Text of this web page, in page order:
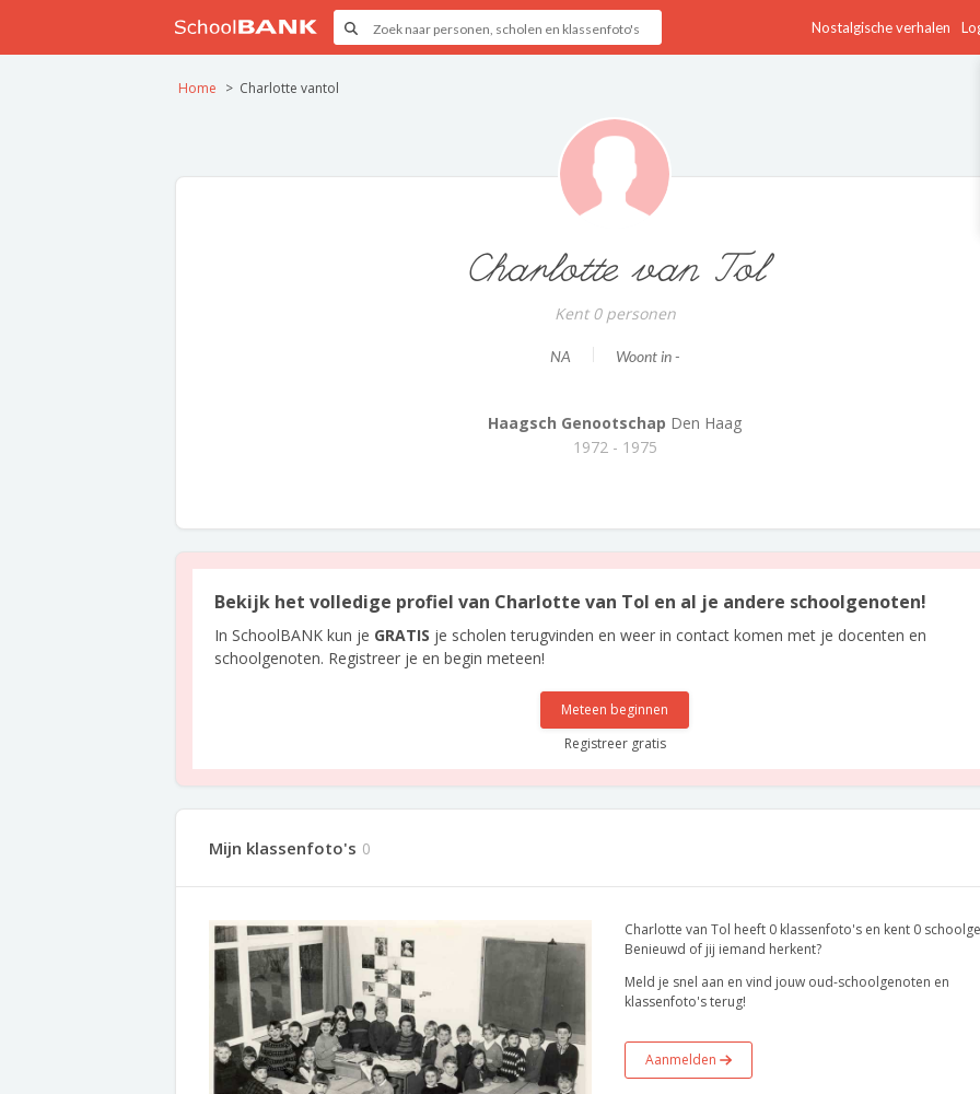
Nostalgische verhalen
Home Charlotte vantol
Charlotte van Tol
Kent 0 personen
NA Woont in -
Haagsch Genootschap Den Haag
1972 - 1975
Bekijk het volledige profiel van Charlotte van Tol en al je andere schoolgenoten!
In SchoolBANK kun je GRATIS je scholen terugvinden en weer in contact komen met je docenten en
schoolgenoten. Registreer je en begin meteen!
Meteen beginnen
Registreer gratis
Mijn klassenfoto's 0
Charlotte van Tol heeft 0 klassenfoto's en kent 0
Benieuwd of jij iemand herkent?
Meld je snel aan en vind jouw oud-schoolgenoten en
klassenfoto's terug!
Aanmelden